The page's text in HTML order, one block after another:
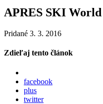
APRES SKI
Pridané 3. 3. 2016
Zdieľaj tento článok
facebook
plus
twitter